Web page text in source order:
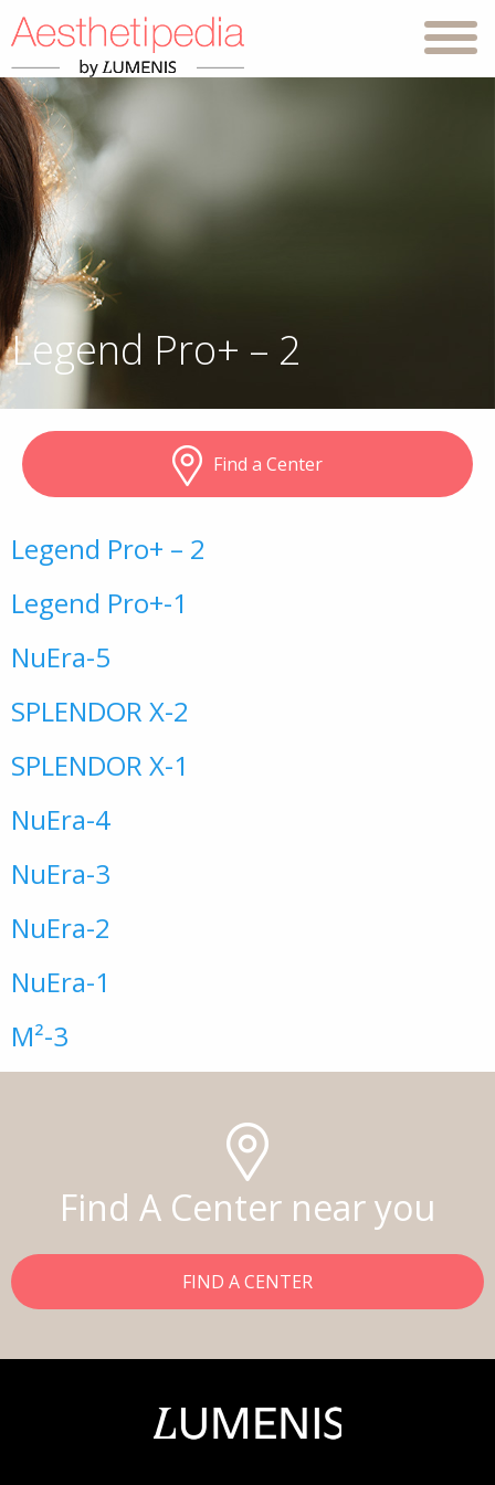
Legend Pro+ – 2
Find a Center
Legend Pro+ – 2
Legend Pro+-1
NuEra-5
SPLENDOR X-2
SPLENDOR X-1
NuEra-4
NuEra-3
NuEra-2
NuEra-1
M²-3
Find A Center near you
FIND A CENTER